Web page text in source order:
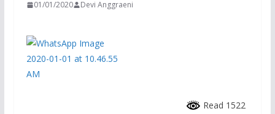
01/01/2020 Devi Anggraeni
Read 1522